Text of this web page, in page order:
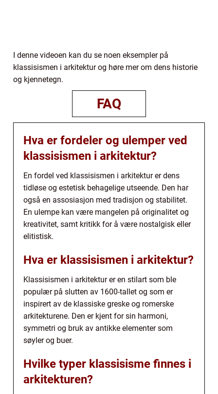
I denne videoen kan du se noen eksempler på
klassisismen i arkitektur og høre mer om dens historie
og kjennetegn.
FAQ
Hva er fordeler og ulemper ved
klassisismen i arkitektur?
En fordel ved klassisismen i arkitektur er dens
tidløse og estetisk behagelige utseende. Den har
også en assosiasjon med tradisjon og stabilitet.
En ulempe kan være mangelen på originalitet og
kreativitet, samt kritikk for å være nostalgisk eller
elitistisk.
Hva er klassisismen i arkitektur?
Klassisismen i arkitektur er en stilart som ble
populær på slutten av 1600-tallet og som er
inspirert av de klassiske greske og romerske
arkitekturene. Den er kjent for sin harmoni,
symmetri og bruk av antikke elementer som
søyler og buer.
Hvilke typer klassisisme finnes i
arkitekturen?